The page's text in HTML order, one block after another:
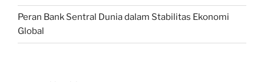
Peran Bank Sentral Dunia dalam Stabilitas Ekonomi
Global